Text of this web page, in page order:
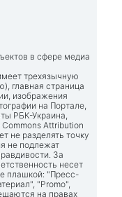
в сфере медиа
трехязычную
главная страница
изображения
на Портале,
РБК-Украина,
Attribution
не разделять точку
не подлежат
За
несет
плашкой: "Пресс-
"Promo",
на правах